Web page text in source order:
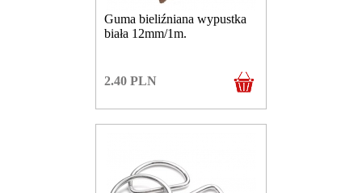
Guma bieliźniana wypustka
biała 12mm/1m.
2.40 PLN